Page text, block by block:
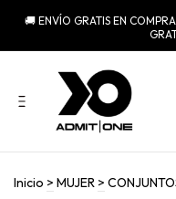
🚚 ENVÍO GRATIS EN
Inicio > MUJER >